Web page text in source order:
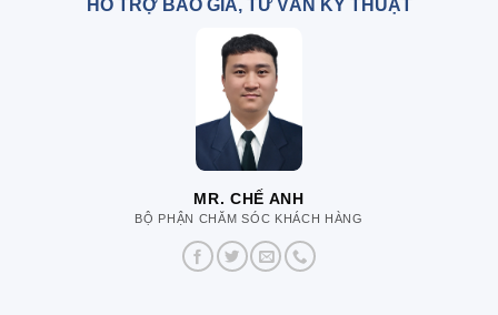
HỖ TRỢ BÁO GIÁ, TƯ VẤN KỸ THUẬT
MR. CHẾ ANH
BỘ PHẬN CHĂM SÓC KHÁCH HÀNG